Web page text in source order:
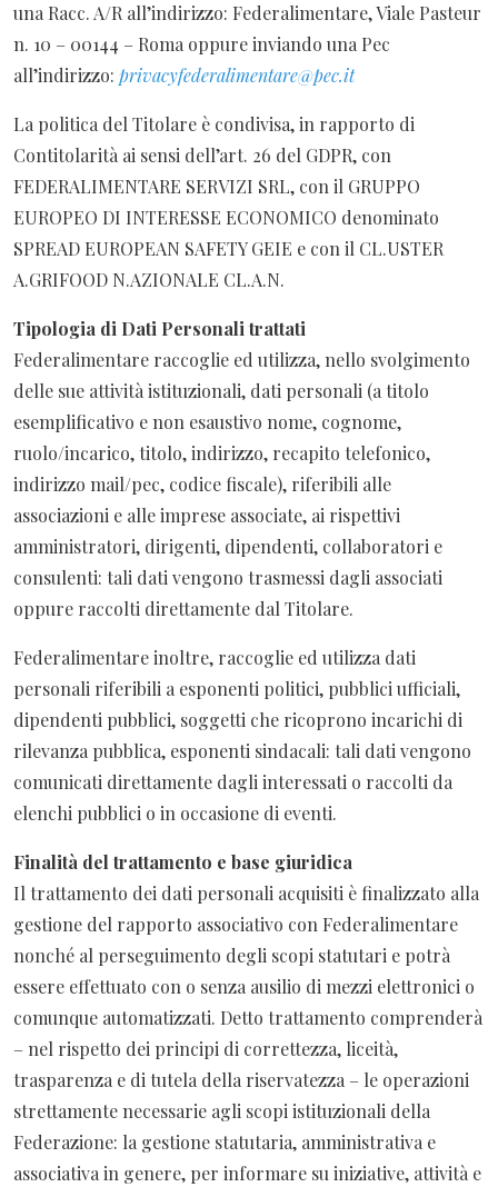
una Racc. A/R all’indirizzo: Federalimentare, Viale Pasteur
n. 10 – 00144 – Roma oppure inviando una Pec
all’indirizzo: privacyfederalimentare@pec.it
La politica del Titolare è condivisa, in rapporto di
Contitolarità ai sensi dell’art. 26 del GDPR, con
FEDERALIMENTARE SERVIZI SRL, con il GRUPPO
EUROPEO DI INTERESSE ECONOMICO denominato
SPREAD EUROPEAN SAFETY GEIE e con il CL.USTER
A.GRIFOOD N.AZIONALE CL.A.N.
Tipologia di Dati Personali trattati
Federalimentare raccoglie ed utilizza, nello svolgimento
delle sue attività istituzionali, dati personali (a titolo
esemplificativo e non esaustivo nome, cognome,
ruolo/incarico, titolo, indirizzo, recapito telefonico,
indirizzo mail/pec, codice fiscale), riferibili alle
associazioni e alle imprese associate, ai rispettivi
amministratori, dirigenti, dipendenti, collaboratori e
consulenti: tali dati vengono trasmessi dagli associati
oppure raccolti direttamente dal Titolare.
Federalimentare inoltre, raccoglie ed utilizza dati
personali riferibili a esponenti politici, pubblici ufficiali,
dipendenti pubblici, soggetti che ricoprono incarichi di
rilevanza pubblica, esponenti sindacali: tali dati vengono
comunicati direttamente dagli interessati o raccolti da
elenchi pubblici o in occasione di eventi.
Finalità del trattamento e base giuridica
Il trattamento dei dati personali acquisiti è finalizzato alla
gestione del rapporto associativo con Federalimentare
nonché al perseguimento degli scopi statutari e potrà
essere effettuato con o senza ausilio di mezzi elettronici o
comunque automatizzati. Detto trattamento comprenderà
– nel rispetto dei principi di correttezza, liceità,
trasparenza e di tutela della riservatezza – le operazioni
strettamente necessarie agli scopi istituzionali della
Federazione: la gestione statutaria, amministrativa e
associativa in genere, per informare su iniziative, attività e